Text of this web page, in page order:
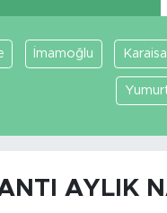
İmamoğlu
AYLIK